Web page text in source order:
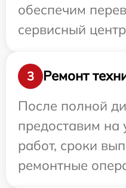
обеспечим
сервисный
3
Ремонт
После полной
предоставим на
работ, сроки
ремонтные